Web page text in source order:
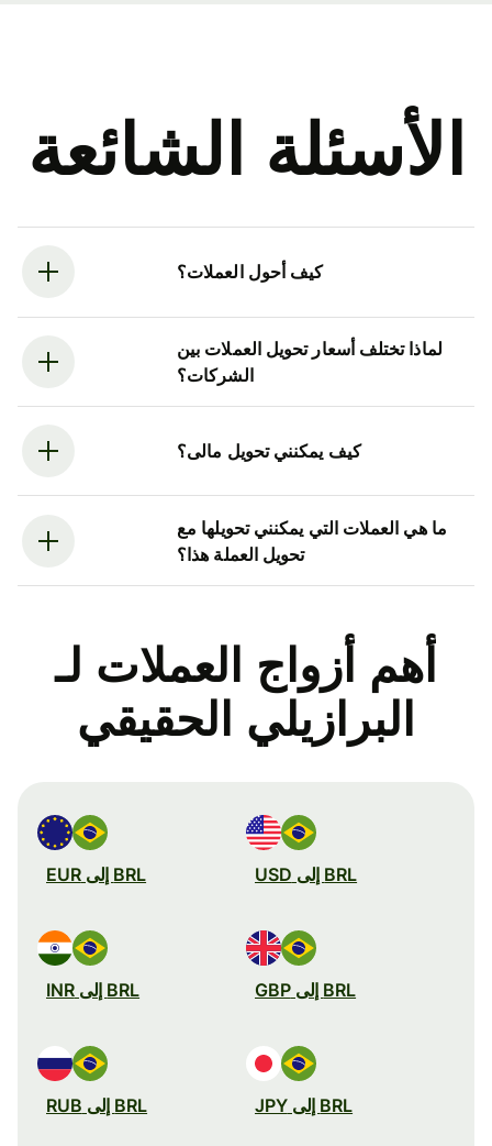
الأسئلة الشائعة
كيف أحول العملات؟
لماذا تختلف أسعار تحويل العملات بين
الشركات؟
كيف يمكنني تحويل مالى؟
ما هي العملات التي يمكنني تحويلها مع
تحويل العملة هذا؟
أهم أزواج العملات لـ
البرازيلي الحقيقي
BRL إلى USD BRL إلى EUR
BRL إلى GBP BRL إلى INR
BRL إلى JPY BRL إلى RUB